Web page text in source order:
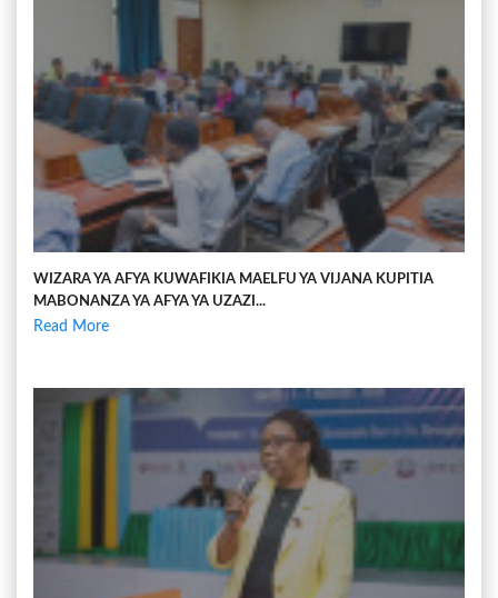
WIZARA YA AFYA KUWAFIKIA MAELFU YA VIJANA KUPITIA
MABONANZA YA AFYA YA UZAZI...
Read More